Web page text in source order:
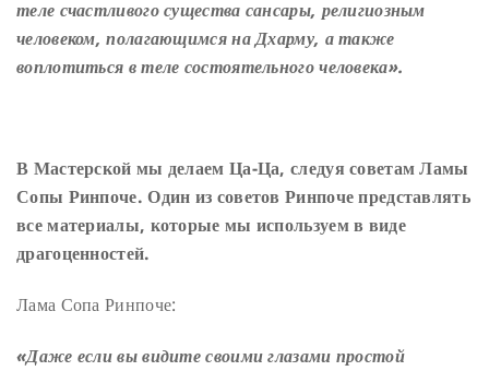
теле счастливого существа сансары, религиозным
человеком, полагающимся на Дхарму, а также
воплотиться в теле состоятельного человека».
В Мастерской мы делаем Ца-Ца, следуя советам Ламы
Сопы Ринпоче. Один из советов Ринпоче представлять
все материалы, которые мы используем в виде
драгоценностей.
Лама Сопа Ринпоче:
«Даже если вы видите своими глазами простой